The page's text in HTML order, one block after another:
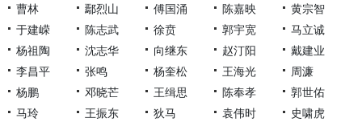
曹林
鄢烈山 傅国涌 陈嘉映
黄宗智
于建嵘
陈志武 徐贲 郭宇宽
马立诚
杨祖陶
沈志华 向继东 赵汀阳
戴建业
李昌平
张鸣 杨奎松 王海光
周濂
杨鹏
邓晓芒 王缉思 陈奉孝
郭世佑
马玲
王振东 狄马 袁伟时 史啸虎